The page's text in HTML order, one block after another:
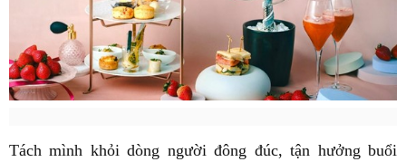
Tách mình khỏi dòng người đông đúc, tận hưởng buổi